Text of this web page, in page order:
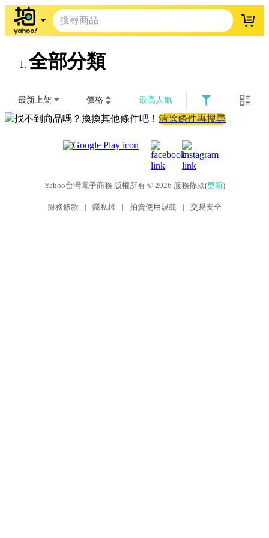
登入
全部分類
最新上架 價格 最高人氣
找不到商品嗎？換換其他條件吧！ 清除條件再搜尋
Yahoo台灣電子商務 版權所有 © 2026 服務條款(更新)
服務條款 | 隱私權 | 拍賣使用規範 | 交易安全